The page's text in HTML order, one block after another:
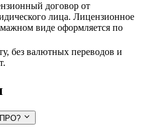
договор от
лица. Лицензионное
виде оформляется по
без валютных переводов и
ПРО?